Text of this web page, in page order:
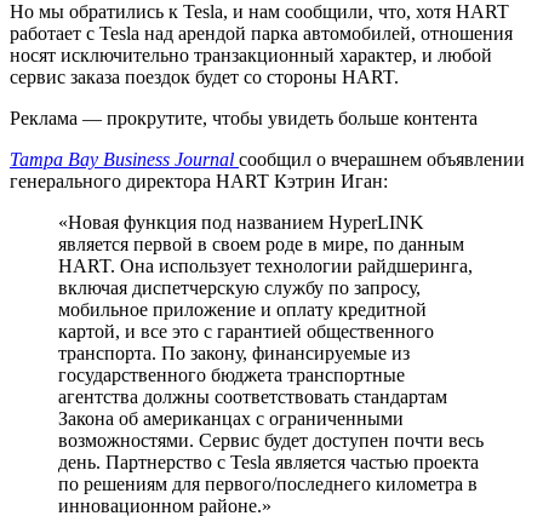
Но мы обратились к Tesla, и нам сообщили, что, хотя HART
работает с Tesla над арендой парка автомобилей, отношения
носят исключительно транзакционный характер, и любой
сервис заказа поездок будет со стороны HART.
Реклама — прокрутите, чтобы увидеть больше контента
Tampa Bay Business Journal сообщил о вчерашнем объявлении
генерального директора HART Кэтрин Иган:
«Новая функция под названием HyperLINK
является первой в своем роде в мире, по данным
HART. Она использует технологии райдшеринга,
включая диспетчерскую службу по запросу,
мобильное приложение и оплату кредитной
картой, и все это с гарантией общественного
транспорта. По закону, финансируемые из
государственного бюджета транспортные
агентства должны соответствовать стандартам
Закона об американцах с ограниченными
возможностями. Сервис будет доступен почти весь
день. Партнерство с Tesla является частью проекта
по решениям для первого/последнего километра в
инновационном районе.»